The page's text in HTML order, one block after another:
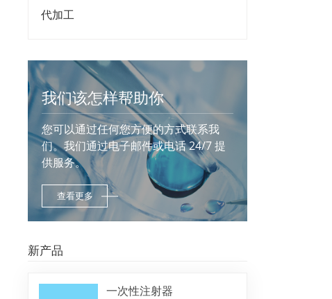
代加工
我们该怎样帮助你
您可以通过任何您方便的方式联系我
们。我们通过电子邮件或电话 24/7 提
供服务。
查看更多
新产品
一次性注射器